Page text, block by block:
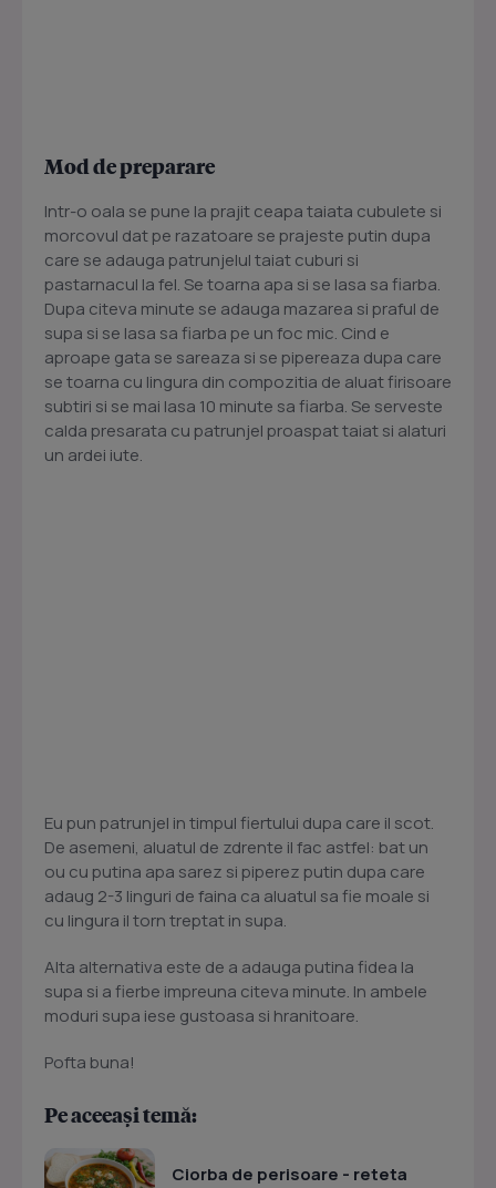
Mod de preparare
Intr-o oala se pune la prajit ceapa taiata cubulete si
morcovul dat pe razatoare se prajeste putin dupa
care se adauga patrunjelul taiat cuburi si
pastarnacul la fel. Se toarna apa si se lasa sa fiarba.
Dupa citeva minute se adauga mazarea si praful de
supa si se lasa sa fiarba pe un foc mic. Cind e
aproape gata se sareaza si se pipereaza dupa care
se toarna cu lingura din compozitia de aluat firisoare
subtiri si se mai lasa 10 minute sa fiarba. Se serveste
calda presarata cu patrunjel proaspat taiat si alaturi
un ardei iute.
Eu pun patrunjel in timpul fiertului dupa care il scot.
De asemeni, aluatul de zdrente il fac astfel: bat un
ou cu putina apa sarez si piperez putin dupa care
adaug 2-3 linguri de faina ca aluatul sa fie moale si
cu lingura il torn treptat in supa.
Alta alternativa este de a adauga putina fidea la
supa si a fierbe impreuna citeva minute. In ambele
moduri supa iese gustoasa si hranitoare.
Pofta buna!
Pe aceeași temă:
Ciorba de perisoare - reteta